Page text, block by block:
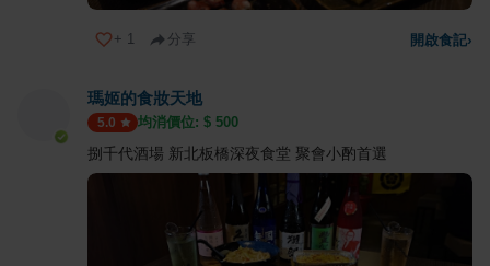
+ 1 分享 開啟食記›
瑪姬的食妝天地
5.0 均消價位: $ 500
捌千代酒場 新北板橋深夜食堂 聚會小酌首選